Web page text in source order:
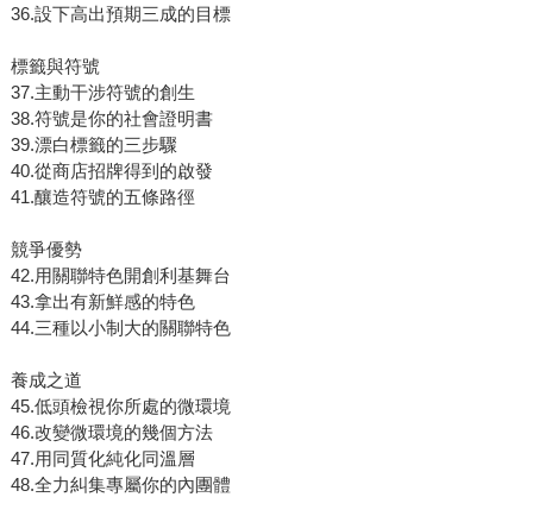
36.設下高出預期三成的目標
標籤與符號
37.主動干涉符號的創生
38.符號是你的社會證明書
39.漂白標籤的三步驟
40.從商店招牌得到的啟發
41.釀造符號的五條路徑
競爭優勢
42.用關聯特色開創利基舞台
43.拿出有新鮮感的特色
44.三種以小制大的關聯特色
養成之道
45.低頭檢視你所處的微環境
46.改變微環境的幾個方法
47.用同質化純化同溫層
48.全力糾集專屬你的內團體